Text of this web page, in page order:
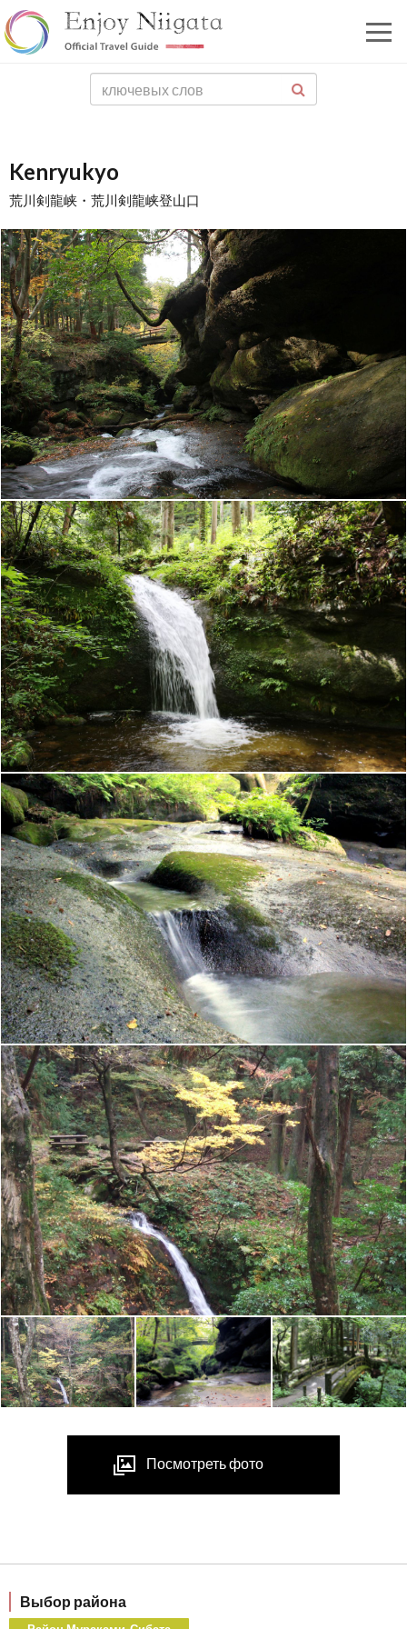
Kenryukyo
荒川剣龍峡・荒川剣龍峡登山口
Посмотреть фото
Выбор района